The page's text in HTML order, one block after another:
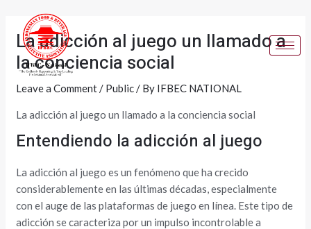
contentLa adicción al juego un llamado a
la conciencia social
Leave a Comment/ Public/ By IFBEC NATIONAL
La adicción al juego un llamado a la conciencia social
Entendiendo la adicción al juego
La adicción al juego es un fenómeno que ha crecido
considerablemente en las últimas décadas, especialmente
con el auge de las plataformas de juego en línea. Este tipo de
adicción se caracteriza por un impulso incontrolable a
navigation